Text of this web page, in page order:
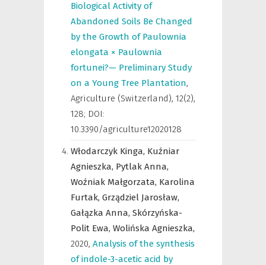
Biological Activity of
Abandoned Soils Be Changed
by the Growth of Paulownia
elongata × Paulownia
fortunei?— Preliminary Study
on a Young Tree Plantation,
Agriculture (Switzerland), 12(2),
128; DOI:
10.3390/agriculture12020128
Włodarczyk Kinga, Kuźniar
Agnieszka, Pytlak Anna,
Woźniak Małgorzata, Karolina
Furtak, Grządziel Jarosław,
Gałązka Anna, Skórzyńska-
Polit Ewa, Wolińska Agnieszka,
2020, Analysis of the synthesis
of indole-3-acetic acid by